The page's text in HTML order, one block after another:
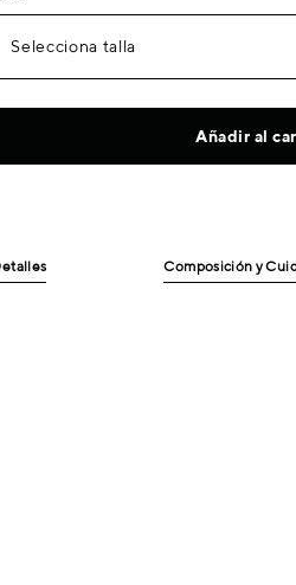
Selecciona talla
Añadir al
Composición y